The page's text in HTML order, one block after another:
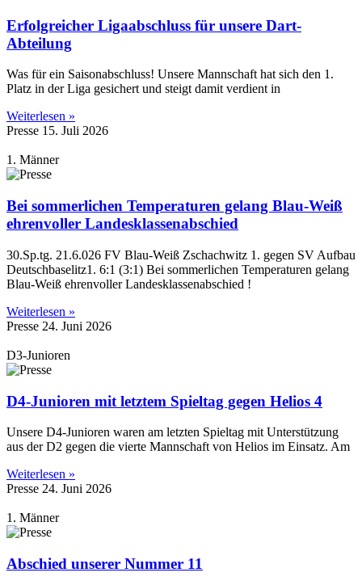
Erfolgreicher Ligaabschluss für unsere Dart-
Abteilung
Was für ein Saisonabschluss! Unsere Mannschaft hat sich den 1.
Platz in der Liga gesichert und steigt damit verdient in
Weiterlesen »
Presse 15. Juli 2026
1. Männer
Bei sommerlichen Temperaturen gelang Blau-Weiß
ehrenvoller Landesklassenabschied
30.Sp.tg. 21.6.026 FV Blau-Weiß Zschachwitz 1. gegen SV Aufbau
Deutschbaselitz1. 6:1 (3:1) Bei sommerlichen Temperaturen gelang
Blau-Weiß ehrenvoller Landesklassenabschied !
Weiterlesen »
Presse 24. Juni 2026
D3-Junioren
D4-Junioren mit letztem Spieltag gegen Helios 4
Unsere D4-Junioren waren am letzten Spieltag mit Unterstützung
aus der D2 gegen die vierte Mannschaft von Helios im Einsatz. Am
Weiterlesen »
Presse 24. Juni 2026
1. Männer
Abschied unserer Nummer 11